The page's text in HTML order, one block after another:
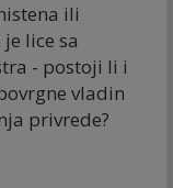
ili
lice sa
- postoji li i
vladin
privrede?